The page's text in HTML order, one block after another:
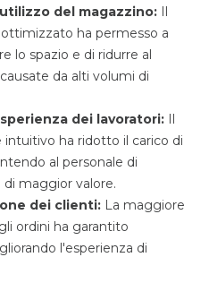
del magazzino: Il
ha permesso a
lo spazio e di ridurre al
da alti volumi di
dei lavoratori: Il
ha ridotto il carico di
al personale di
maggior valore.
dei clienti: La maggiore
ordini ha garantito
l'esperienza di